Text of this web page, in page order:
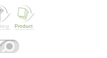
Product